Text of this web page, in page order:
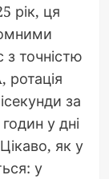
рік, ця
точністю
ротація
за
у дні
як у
у